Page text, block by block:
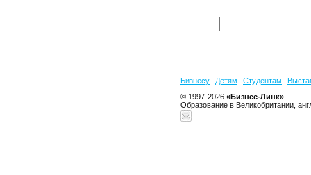
Бизнесу Детям Студентам
© 1997-2026 «Бизнес-Линк» —
Образование в Великобритании,